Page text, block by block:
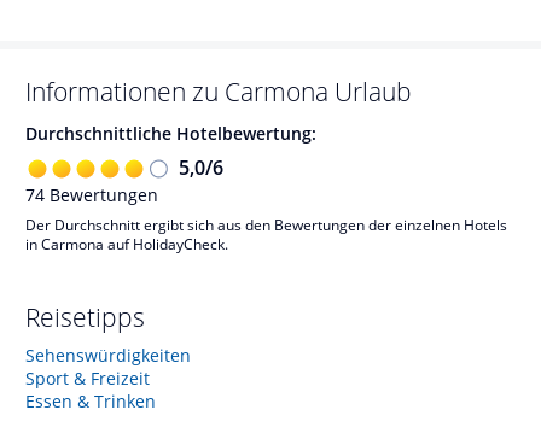
Informationen zu Carmona Urlaub
Durchschnittliche Hotelbewertung:
5,0/6
74 Bewertungen
Der Durchschnitt ergibt sich aus den Bewertungen der einzelnen Hotels
in Carmona auf HolidayCheck.
Reisetipps
Sehenswürdigkeiten
Sport & Freizeit
Essen & Trinken